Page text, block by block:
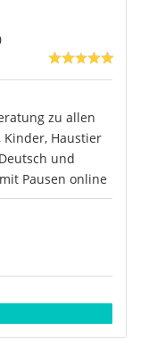
zu allen
Kinder, Haustier
und
Pausen online